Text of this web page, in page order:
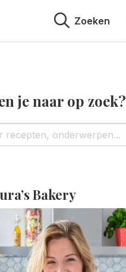
Zoeken
je naar op zoek?
Bakery